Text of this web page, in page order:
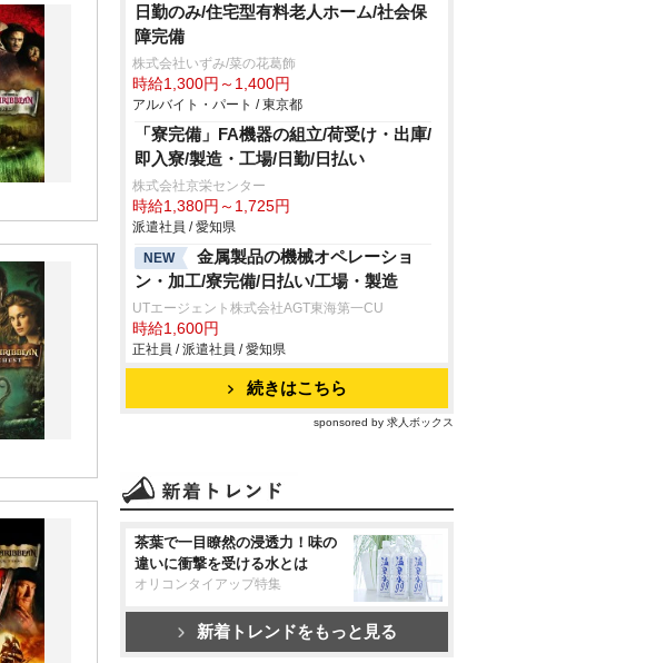
日勤のみ/住宅型有料老人ホーム/社会保
障完備
株式会社いずみ/菜の花葛飾
時給1,300円～1,400円
アルバイト・パート / 東京都
「寮完備」FA機器の組立/荷受け・出庫/
即入寮/製造・工場/日勤/日払い
株式会社京栄センター
時給1,380円～1,725円
派遣社員 / 愛知県
NEW
金属製品の機械オペレーショ
ン・加工/寮完備/日払い/工場・製造
UTエージェント株式会社AGT東海第一CU
時給1,600円
正社員 / 派遣社員 / 愛知県
続きはこちら
sponsored by 求人ボックス
茶葉で一目瞭然の浸透力！味の
違いに衝撃を受ける水とは
オリコンタイアップ特集
新着トレンドをもっと見る